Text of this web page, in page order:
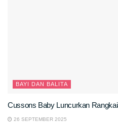
BAYI DAN BALITA
Cussons Baby Luncurkan
26 SEPTEMBER 2025